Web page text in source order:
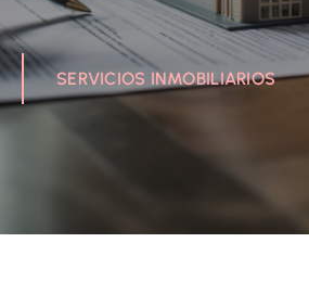
SERVICIOS INMOBILIARIOS